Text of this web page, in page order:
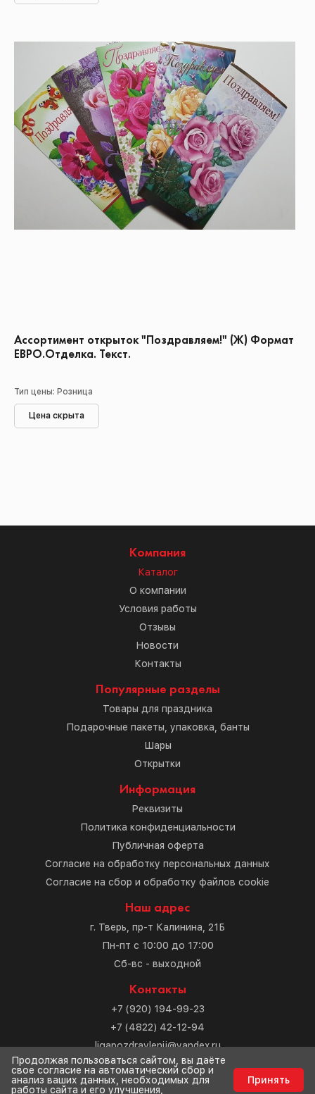
Ассортимент открыток "Поздравляем!" (Ж) Формат
ЕВРО.Отделка. Текст.
Тип цены: Розница
Цена скрыта
Компания
Каталог
О компании
Условия работы
Отзывы
Новости
Контакты
Популярные разделы
Товары для праздника
Подарочные пакеты, упаковка, банты
Шары
Открытки
Информация
Реквизиты
Политика конфиденциальности
Публичная оферта
Согласие на обработку персональных данных
Согласие на сбор и обработку файлов cookie
Наш адрес
г. Тверь, пр-т Калинина, 21Б
Пн-пт с 10:00 до 17:00
Сб-вс - выходной
Контакты
+7 (920) 194-99-23
+7 (4822) 42-12-94
ligapozdravlenij@yandex.ru
Разработка сайта
Продолжая пользоваться сайтом, вы даёте
свое согласие на автоматический сбор и
анализ ваших данных, необходимых для
работы сайта и его улучшения,
Принять